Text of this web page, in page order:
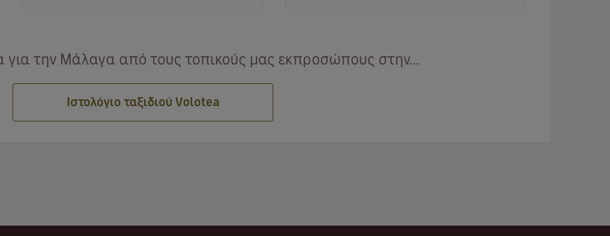
την Μάλαγα από τους τοπικούς μας εκπροσώπους στην...
Ιστολόγιο ταξιδιού Volotea